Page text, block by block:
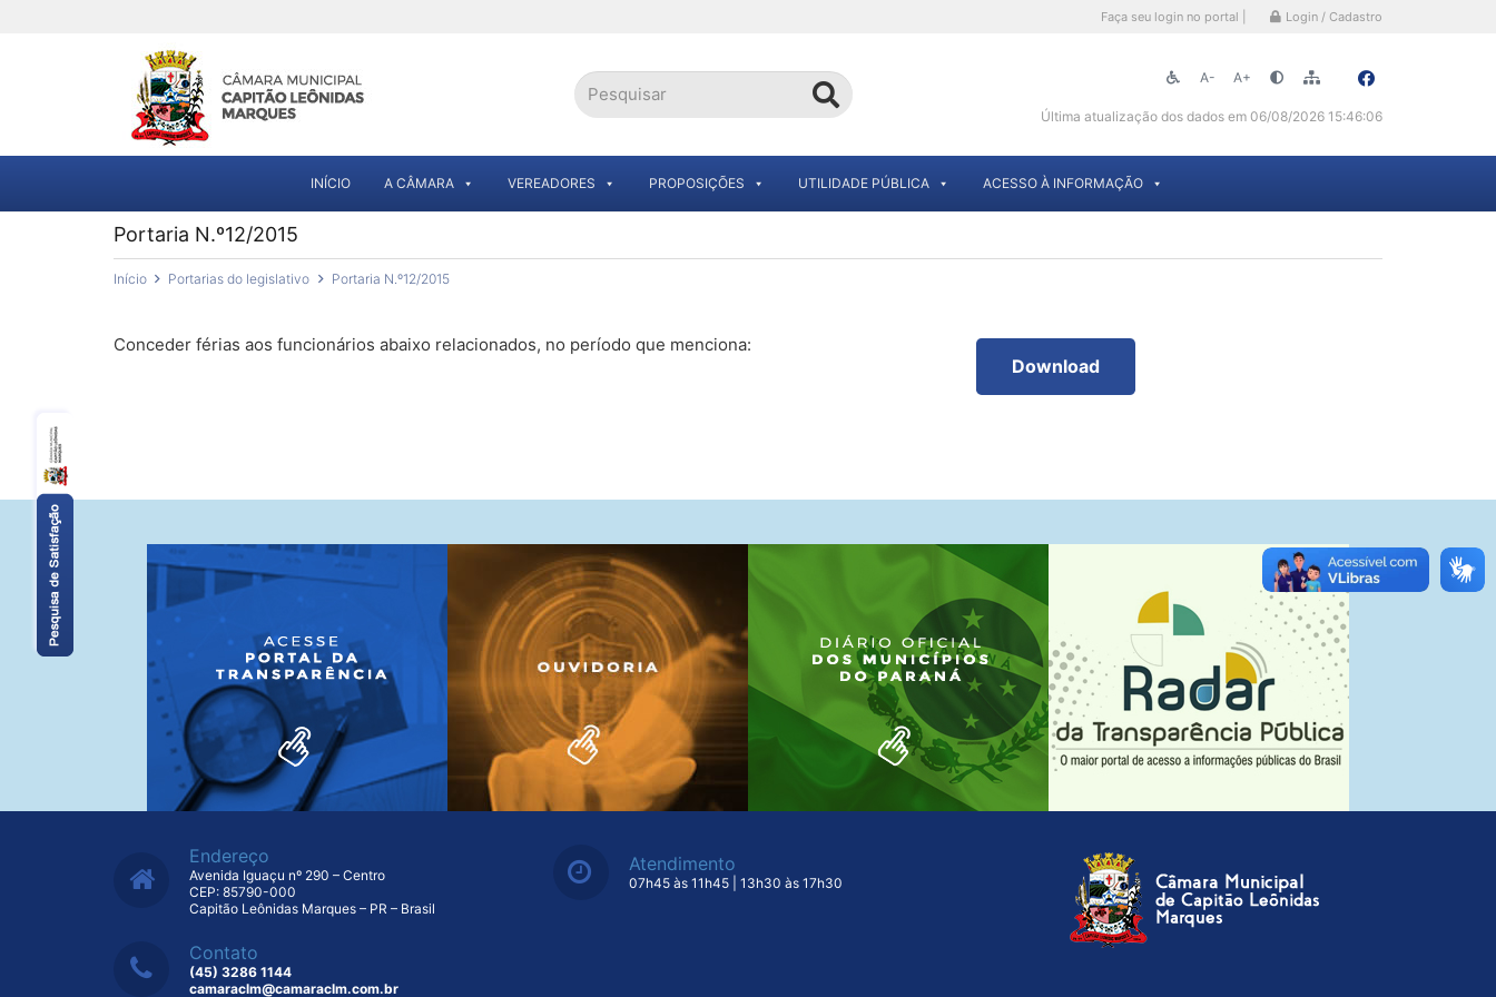
Faça seu login no portal | Login / Cadastro
A- A+
Última atualização dos dados em 06/08/2026 15:46:06
INÍCIO A CÂMARA VEREADORES PROPOSIÇÕES UTILIDADE PÚBLICA ACESSO À INFORMAÇÃO
Portaria N.º12/2015
Início Portarias do legislativo Portaria N.º12/2015
Conceder férias aos funcionários abaixo relacionados, no período que menciona:
Download
Endereço
Avenida Iguaçu nº 290 – Centro
CEP: 85790-000
Capitão Leônidas Marques – PR – Brasil
Contato
(45) 3286 1144
camaraclm@camaraclm.com.br
Atendimento
07h45 às 11h45 | 13h30 às 17h30